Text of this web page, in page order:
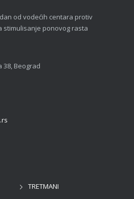
od vodećih centara protiv
stimulisanje ponovog rasta
38, Beograd
TRETMANI